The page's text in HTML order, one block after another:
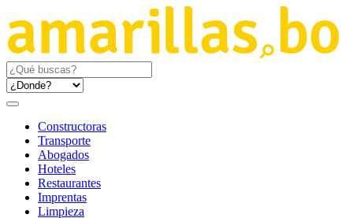
Constructoras
Transporte
Abogados
Hoteles
Restaurantes
Imprentas
Limpieza